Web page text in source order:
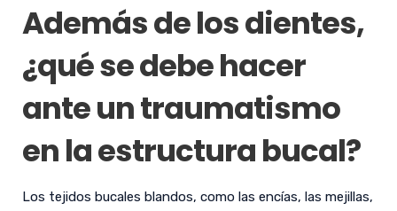
Además de los dientes,
¿qué se debe hacer
ante un traumatismo
en la estructura bucal?
Los tejidos bucales blandos, como las encías, las mejillas,